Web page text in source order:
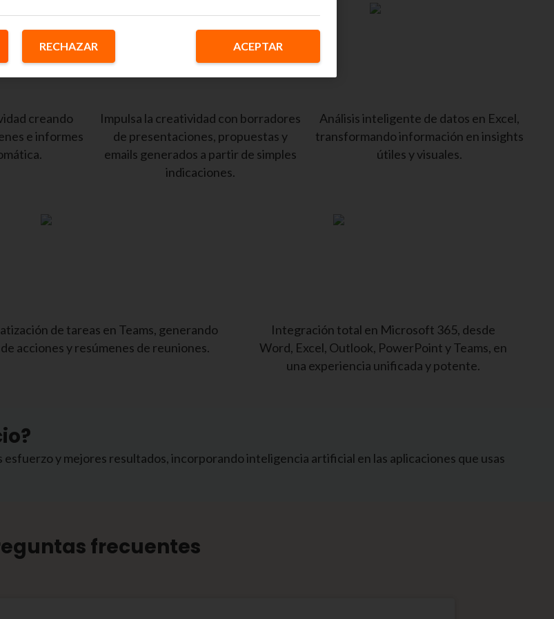
creando
e informes
Impulsa la creatividad con borradores
de presentaciones, propuestas y
emails generados a partir de simples
indicaciones.
Análisis inteligente de datos en Excel,
transformando información en insights
útiles y visuales.
de tareas en Teams, generando
acciones y resúmenes de reuniones.
Integración total en Microsoft 365, desde
Word, Excel, Outlook, PowerPoint y Teams, en
una experiencia unificada y potente.
y mejores resultados, incorporando inteligencia artificial en las aplicaciones que usas
frecuentes
RECHAZAR ACEPTAR